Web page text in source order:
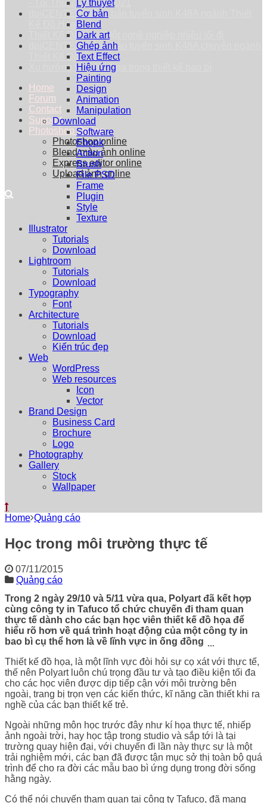
- Tối Thứ 7 - 25/09/2021
dpiCENTER thông báo tuyển sinh K48A ngành Thiết
Kế Đồ Họa
Thiết Kế Đồ Họa: Một nghề nghiệp nhiều lối đi
dpiCENTER thông báo tuyển sinh K48A chuyên ngành
Thiết Kế Đồ Họa
Xu hướng vẽ minh họa trong thiết kế bao bì
Home
Forum
Contact
Support
Photoshop Online
Photoshop online
Blend màu ảnh online
Express editor online
Upload ảnh online
Lý thuyết
Cơ bản
Blend
Dark art
Ghép ảnh
Text Effect
Hiệu ứng
Painting
Design
Animation
Manipulation
Download
Software
Ebook
Action
Brush
File PSD
Frame
Plugin
Style
Texture
Illustrator
Tutorials
Download
Lightroom
Tutorials
Download
Typography
Font
Architecture
Tutorials
Download
Kiến trúc đẹp
Web
WordPress
Web resources
Icon
Vector
Brand Design
Business Card
Brochure
Logo
Photography
Gallery
Stock
Wallpaper
Home Quảng cáo
Học trong môi trường thực tế
07/11/2015
Quảng cáo
Trong 2 ngày 29/10 và 5/11 vừa qua, Polyart đã kết hợp
cùng công ty in Tafuco tổ chức chuyến đi tham quan
thực tế dành cho các bạn học viên thiết kế đồ họa để
hiểu rõ hơn về quá trình hoạt động của một công ty in
bao bì cụ thể hơn là về lĩnh vực in ống đồng ̣ ̣ ̣
Thiết kế đồ họa, là một lĩnh vực đòi hỏi sự cọ xát với thực tế,
thế nên Polyart luôn chú trọng đầu tư và tạo điều kiện tối đa
cho các học viên được dịp tiếp cận với môi trường bên
ngoài, trang bị trọn vẹn các kiến thức, kĩ năng cần thiết khi ra
nghề của các bạn thiết kế trẻ.
Ngoài những môn học trước đây như kí họa thực tế, nhiếp
ảnh ngoài trời, hay học tập trong studio và sắp tới là tại
trường quay hiện đại, với chuyến đi lần này thực sự là một
trải nghiệm mới, các bạn đã được tận mục sở thị toàn bộ quá
trình để cho ra đời các mẫu bao bì ứng dụng trong đời sống
hằng ngày.
Có thể nói chuyến tham quan tại công ty Tafuco, đã mang